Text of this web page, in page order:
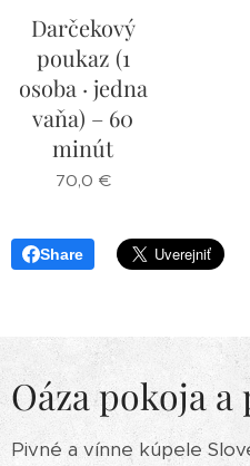
Darčekový
poukaz (1
osoba · jedna
vaňa) – 60
minút
70,0 €
Share
Oáza pokoja
Pivné a vínne kúpele